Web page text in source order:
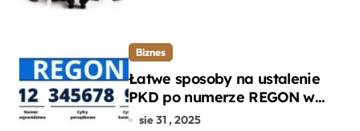
Biznes
Łatwe sposoby na ustalenie
PKD po numerze REGON w
kilku prostych krokach
sie 31 , 2025